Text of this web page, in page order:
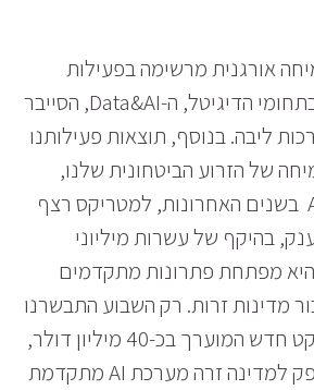
אורגנית מרשימה בפעילות
בישראל, עם האצה בתחומי הדיגיטל, ה-Data&AI, הסייבר
ליבה. בנוסף, תוצאות פעילותנו
של הזרוע הביטחונית שלנו,
בתחומי הסייבר ו- .AI בשנים האחרונות, למטריקס רצף
בהיקף של עשרות מיליוני
מפתחת פתרונות מתקדמים
מדינות זרות. רק השבוע התבשרנו
על זכייה במגה-פרויקט חדש המוערך בכ-40 מיליון דולר,
במסגרתו נפתח ונספק למדינה זרה מערכת AI מתקדמת